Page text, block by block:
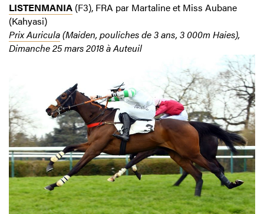
LISTENMANIA (F3), FRA par Martaline et Miss Aubane
(Kahyasi)
Prix Auricula(Maiden, pouliches de 3 ans, 3 000m Haies),
Dimanche 25 mars 2018 à Auteuil